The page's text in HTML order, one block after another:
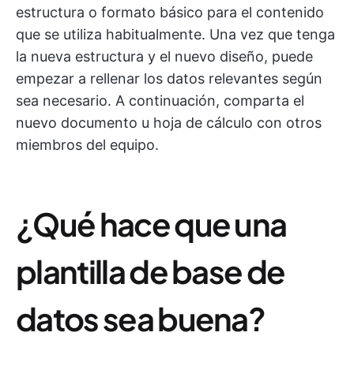
estructura o formato básico para el contenido
que se utiliza habitualmente. Una vez que tenga
la nueva estructura y el nuevo diseño, puede
empezar a rellenar los datos relevantes según
sea necesario. A continuación, comparta el
nuevo documento u hoja de cálculo con otros
miembros del equipo.
¿Qué hace que una
plantilla de base de
datos sea buena?